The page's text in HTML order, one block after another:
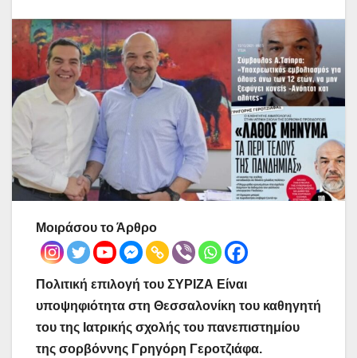
Μοιράσου το Άρθρο
Πολιτική επιλογή του ΣΥΡΙΖΑ Είναι
υποψηφιότητα στη Θεσσαλονίκη του καθηγητή
του της Ιατρικής σχολής του πανεπιστημίου
της σορβόννης Γρηγόρη Γεροτζιάφα.